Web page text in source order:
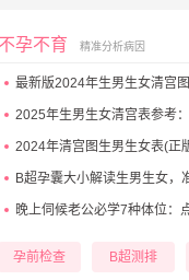
不孕不育 精准分析病因
最新版2024年生男生女清宫
2025年生男生女清宫表参考：
2024年清宫图生男生女表(正
B超孕囊大小解读生男生女，准
晚上伺候老公必学7种体位：
孕前检查 B超测排